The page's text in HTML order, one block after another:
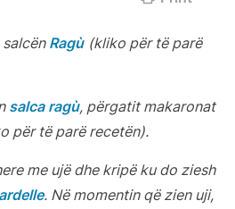
Ragù (kliko për të parë
salca ragù, përgatit makaronat
për të parë recetën).
me ujë dhe kripë ku do ziesh
. Në momentin që zien uji,